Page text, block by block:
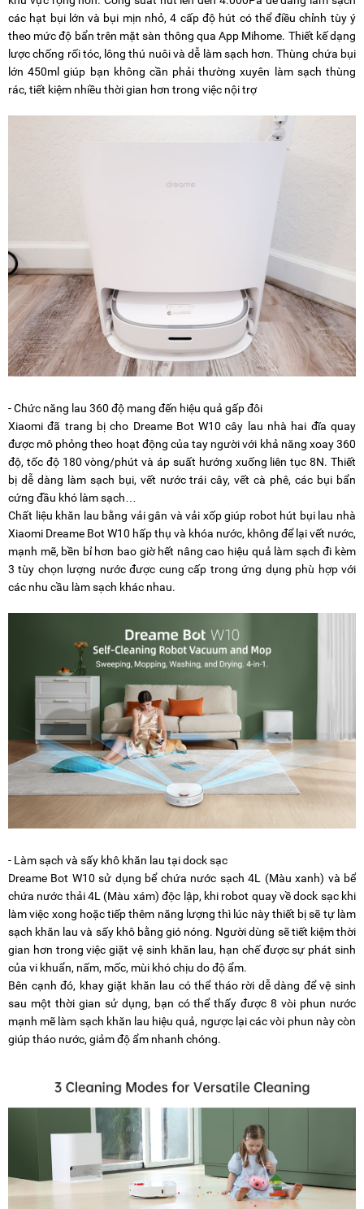
các hạt bụi lớn và bụi mịn nhỏ, 4 cấp độ hút có thể điều chỉnh tùy ý
theo mức độ bẩn trên mặt sàn thông qua App Mihome. Thiết kế dạng
lược chống rối tóc, lông thú nuôi và dễ làm sạch hơn. Thùng chứa bụi
lớn 450ml giúp bạn không cần phải thường xuyên làm sạch thùng
rác, tiết kiệm nhiều thời gian hơn trong việc nội trợ
- Chức năng lau 360 độ mang đến hiệu quả gấp đôi
Xiaomi đã trang bị cho Dreame Bot W10 cây lau nhà hai đĩa quay
được mô phỏng theo hoạt động của tay người với khả năng xoay 360
độ, tốc độ 180 vòng/phút và áp suất hướng xuống liên tục 8N. Thiết
bị dễ dàng làm sạch bụi, vết nước trái cây, vết cà phê, các bụi bẩn
cứng đầu khó làm sạch…
Chất liệu khăn lau bằng vải gân và vải xốp giúp robot hút bụi lau nhà
Xiaomi Dreame Bot W10 hấp thụ và khóa nước, không để lại vết nước,
mạnh mẽ, bền bỉ hơn bao giờ hết nâng cao hiệu quả làm sạch đi kèm
3 tùy chọn lượng nước được cung cấp trong ứng dụng phù hợp với
các nhu cầu làm sạch khác nhau.
- Làm sạch và sấy khô khăn lau tại dock sạc
Dreame Bot W10 sử dụng bể chứa nước sạch 4L (Màu xanh) và bể
chứa nước thải 4L (Màu xám) độc lập, khi robot quay về dock sạc khi
làm việc xong hoặc tiếp thêm năng lượng thì lúc này thiết bị sẽ tự làm
sạch khăn lau và sấy khô bằng gió nóng. Người dùng sẽ tiết kiệm thời
gian hơn trong việc giặt vệ sinh khăn lau, hạn chế được sự phát sinh
của vi khuẩn, nấm, mốc, mùi khó chịu do độ ẩm.
Bên cạnh đó, khay giặt khăn lau có thể tháo rời dễ dàng để vệ sinh
sau một thời gian sử dụng, bạn có thể thấy được 8 vòi phun nước
mạnh mẽ làm sạch khăn lau hiệu quả, ngược lại các vòi phun này còn
giúp tháo nước, giảm độ ẩm nhanh chóng.